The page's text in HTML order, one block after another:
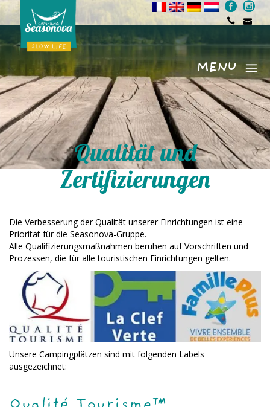
Menu
MENU
Qualität und
Zertifizierungen
Die Verbesserung der Qualität unserer Einrichtungen ist eine
Priorität für die Seasonova-Gruppe.
Alle Qualifizierungsmaßnahmen beruhen auf Vorschriften und
Prozessen, die für alle touristischen Einrichtungen gelten.
Unsere Campingplätzen sind mit folgenden Labels
ausgezeichnet: